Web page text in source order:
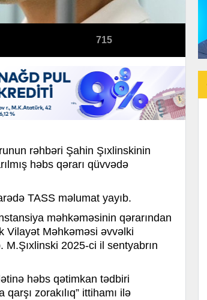
715
rəhbəri Şahin Şıxlinskinin
həbs qərarı qüvvədə
TASS məlumat yayıb.
məhkəməsinin qərarından
Vilayət Məhkəməsi əvvəlki
M.Şıxlinski 2025-ci il sentyabrın
həbs qətimkan tədbiri
zorakılıq” ittihamı ilə